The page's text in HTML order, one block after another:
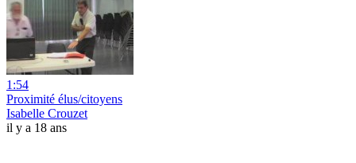
1:54
Proximité élus/citoyens
Isabelle Crouzet
il y a 18 ans